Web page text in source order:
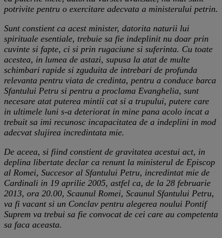
potrivite pentru o exercitare adecvata a ministerului petrin.
Sunt constient ca acest minister, datorita naturii lui
spirituale esentiale, trebuie sa fie indeplinit nu doar prin
cuvinte si fapte, ci si prin rugaciune si suferinta. Cu toate
acestea, in lumea de astazi, supusa la atat de multe
schimbari rapide si zguduita de intrebari de profunda
relevanta pentru viata de credinta, pentru a conduce barca
Sfantului Petru si pentru a proclama Evanghelia, sunt
necesare atat puterea mintii cat si a trupului, putere care
in ultimele luni s-a deteriorat in mine pana acolo incat a
trebuit sa imi recunosc incapacitatea de a indeplini in mod
adecvat slujirea incredintata mie.
De aceea, si fiind constient de gravitatea acestui act, in
deplina libertate declar ca renunt la ministerul de Episcop
al Romei, Succesor al Sfantului Petru, incredintat mie de
Cardinali in 19 aprilie 2005, astfel ca, de la 28 februarie
2013, ora 20.00, Scaunul Romei, Scaunul Sfantului Petru,
va fi vacant si un Conclav pentru alegerea noului Pontif
Suprem va trebui sa fie convocat de cei care au competenta
sa faca aceasta.